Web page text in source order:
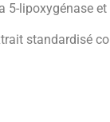
5-lipoxygénase
standardisé